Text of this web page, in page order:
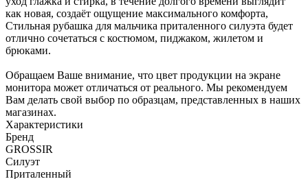
как новая, создаёт ощущение максимального комфорта,
Стильная рубашка для мальчика приталенного силуэта будет
отлично сочетаться с костюмом, пиджаком, жилетом и
брюками.
Обращаем Ваше внимание, что цвет продукции на экране
монитора может отличаться от реального. Мы рекомендуем
Вам делать свой выбор по образцам, представленных в наших
магазинах.
Характеристики
Бренд
GROSSIR
Силуэт
Приталенный